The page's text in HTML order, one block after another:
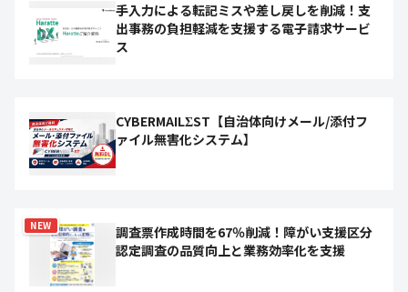
手入力による転記ミスや差し戻しを削減！支
出事務の負担軽減を支援する電子請求サービ
ス
CYBERMAILΣST【自治体向けメール/添付フ
ァイル無害化システム】
NEW
調査票作成時間を67％削減！障がい支援区分
認定調査の品質向上と業務効率化を支援